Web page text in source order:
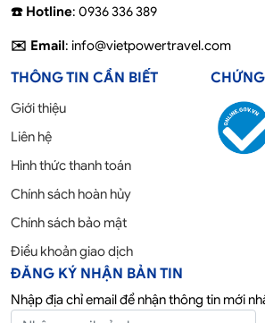
☎️ Hotline: 0936 336 389
✉️ Email: info@vietpowertravel.com
THÔNG TIN CẦN BIẾT
Giới thiệu
Liên hệ
Hình thức thanh toán
Chính sách hoàn hủy
Chính sách bảo mật
Điều khoản giao dịch
ĐĂNG KÝ NHẬN BẢN TIN
Nhập địa chỉ email để nhận thông tin mới